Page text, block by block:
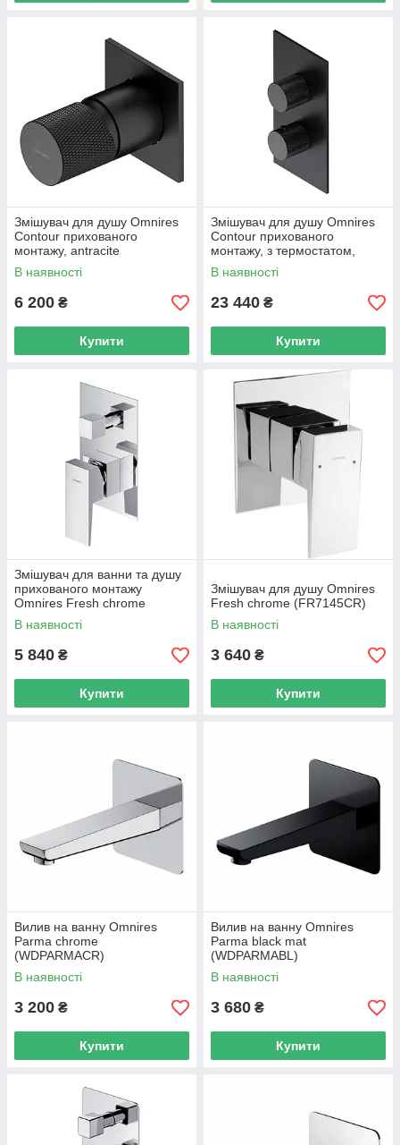
Змішувач для душу Omnires
Contour прихованого
монтажу, antracite
(CT8045AT)
В наявності
6 200 ₴
Купити
Змішувач для душу Omnires
Contour прихованого
монтажу, з термостатом,
antracite (CT8036AT)
В наявності
23 440 ₴
Купити
Змішувач для ванни та душу
прихованого монтажу
Omnires Fresh chrome
(FR7135CR)
В наявності
5 840 ₴
Купити
Змішувач для душу Omnires
Fresh chrome (FR7145CR)
В наявності
3 640 ₴
Купити
Вилив на ванну Omnires
Parma chrome
(WDPARMACR)
В наявності
3 200 ₴
Купити
Вилив на ванну Omnires
Parma black mat
(WDPARMABL)
В наявності
3 680 ₴
Купити